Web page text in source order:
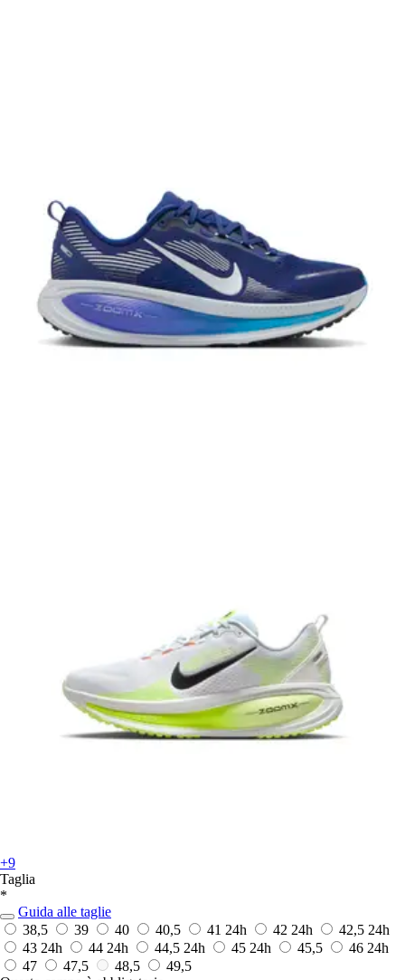
+9
Taglia
*
Guida alle taglie
38,5
39 40 40,5 41 24h 42 24h 42,5 24h
43 24h 44 24h 44,5 24h 45 24h 45,5 46 24h
47
47,5 48,5
49,5